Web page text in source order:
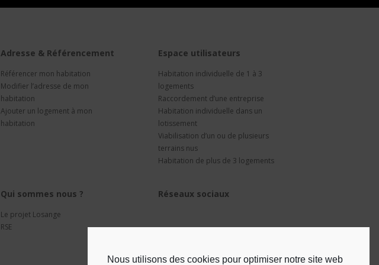
Nous utilisons des cookies pour optimiser notre site web
Adresse & Référencement
Référencer mon habitation
Modifier l’adresse de mon
habitation
Ajouter un logement à mon
habitation
Espace utilisateurs
Habitation individuelle de 1 à 3
logements
Raccordement d’une entreprise
Habitation individuelle dans un
lotissement
Viabilisation d’un ou de plusieurs
terrains nus
Habitation de plus de 3 logements
Qui sommes nous ?
Le projet Losange
RSE
Réseaux sociaux